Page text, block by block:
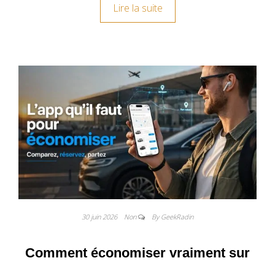
Lire la suite
30 juin 2026 Non By GeekRadin
Comment économiser vraiment sur